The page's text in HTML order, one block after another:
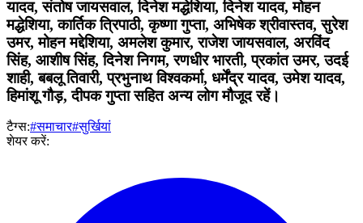
यादव, संतोष जायसवाल, दिनेश मद्धेशिया, दिनेश यादव, मोहन
मद्धेशिया, कार्तिक त्रिपाठी, कृष्णा गुप्ता, अभिषेक श्रीवास्तव, सुरेश
उमर, मोहन मद्देशिया, अमलेश कुमार, राजेश जायसवाल, अरविंद
सिंह, आशीष सिंह, दिनेश निगम, रणधीर भारती, प्रकांत उमर, उदई
शाही, बबलू तिवारी, प्रभुनाथ विश्वकर्मा, धर्मेंद्र यादव, उमेश यादव,
हिमांशू गौड़, दीपक गुप्ता सहित अन्य लोग मौजूद रहें।
टैग्स:#समाचार#सुर्खियां
शेयर करें: